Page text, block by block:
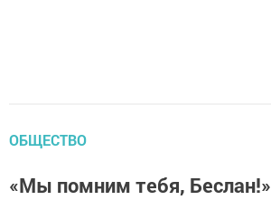
ОБЩЕСТВО
«Мы помним тебя, Беслан!»